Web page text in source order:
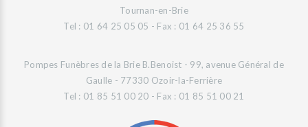
Tournan-en-Brie
Tel : 01 64 25 05 05 - Fax : 01 64 25 36 55
Pompes Funèbres de la Brie B.Benoist - 99, avenue Général de
Gaulle - 77330 Ozoir-la-Ferrière
Tel : 01 85 51 00 20 - Fax : 01 85 51 00 21